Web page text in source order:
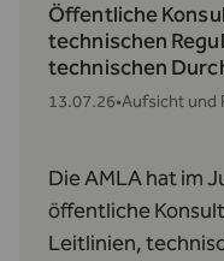
Öffentliche
technischen
technischen
die AMLA
13.07.26•Aufsicht und
Die AMLA hat im
öffentliche
Leitlinien,